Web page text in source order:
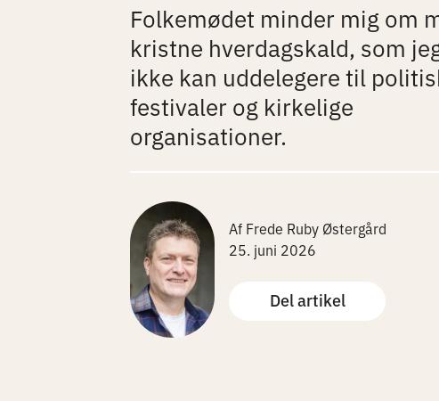
Folkemødet minder mig om
kristne hverdagskald, som
ikke kan uddelegere til
festivaler og kirkelige
organisationer.
Af Frede Ruby Østergård
25. juni 2026
Del artikel